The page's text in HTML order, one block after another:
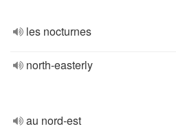
les nocturnes
north-easterly
au nord-est